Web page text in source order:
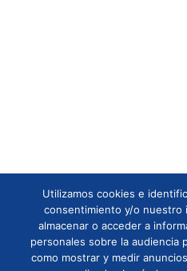
Utilizamos cookies e
consentimiento y/o
almacenar o acceder a
personales sobre la audiencia
como mostrar y medir